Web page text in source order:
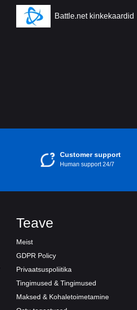
Battle.net kinkekaardid
Customer support
Human support 24/7
Teave
Meist
GDPR Policy
Privaatsuspoliitika
Tingimused & Tingimused
Maksed & Kohaletoimetamine